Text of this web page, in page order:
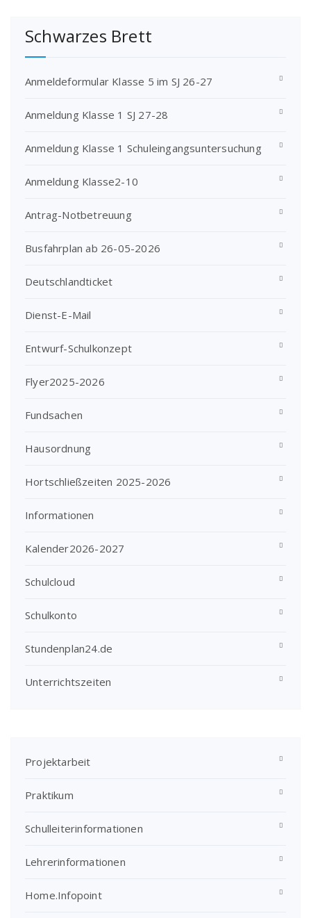
Schwarzes Brett
Anmeldeformular Klasse 5 im SJ 26-27
Anmeldung Klasse 1 SJ 27-28
Anmeldung Klasse 1 Schuleingangsuntersuchung
Anmeldung Klasse2-10
Antrag-Notbetreuung
Busfahrplan ab 26-05-2026
Deutschlandticket
Dienst-E-Mail
Entwurf-Schulkonzept
Flyer2025-2026
Fundsachen
Hausordnung
Hortschließzeiten 2025-2026
Informationen
Kalender2026-2027
Schulcloud
Schulkonto
Stundenplan24.de
Unterrichtszeiten
Projektarbeit
Praktikum
Schulleiterinformationen
Lehrerinformationen
Home.Infopoint